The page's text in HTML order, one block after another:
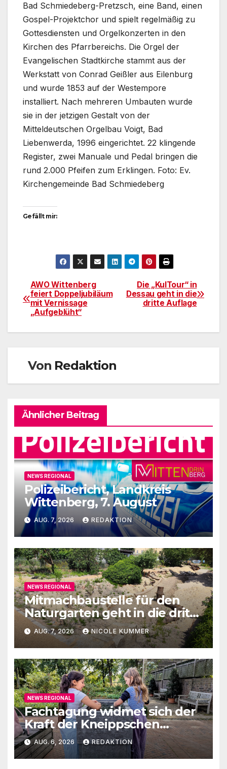
Bad Schmiedeberg-Pretzsch, eine Band, einen
Gospel-Projektchor und spielt regelmäßig zu
Gottesdiensten und Orgelkonzerten in den
Kirchen des Pfarrbereichs. Die Orgel der
Evangelischen Stadtkirche stammt aus der
Werkstatt von Conrad Geißler aus Eilenburg
und wurde 1853 auf der Westempore
installiert. Nach mehreren Umbauten wurde
sie in der jetzigen Gestalt von der
Mitteldeutschen Orgelbau Voigt, Bad
Liebenwerda, 1996 eingerichtet. 22 klingende
Register, zwei Manuale und Pedal bringen die
rund 2.000 Pfeifen zum Erklingen. Foto: Ev.
Kirchengemeinde Bad Schmiedeberg
Gefällt mir:
BeitragsnavigationDie „KulTour“ in
Dessau geht in die
dritte Auflage
AWO Wittenberg
feiert Doppeljubiläum
mit Vernissage
„Aufgeblüht“
Von Redaktion
Ähnlicher Beitrag
NEWS REGIONAL
Polizeibericht, Landkreis
Wittenberg, 7. August
AUG. 7, 2026 REDAKTION
NEWS REGIONAL
Mitmachbaustelle für den
Naturgarten geht in die dritte
Runde
AUG. 7, 2026 NICOLE KUMMER
NEWS REGIONAL
Fachtagung widmet sich der
Kraft der Kneippschen
Elemente
AUG. 6, 2026 REDAKTION